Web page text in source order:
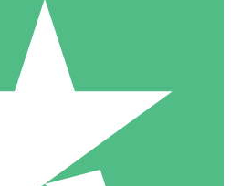
20 00